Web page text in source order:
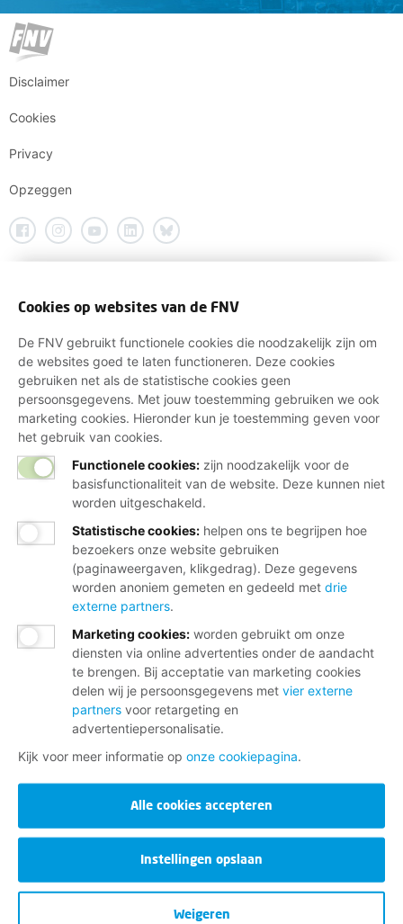
Disclaimer
Cookies
Privacy
Opzeggen
Cookies op websites van de FNV
De FNV gebruikt functionele cookies die noodzakelijk zijn om
de websites goed te laten functioneren. Deze cookies
gebruiken net als de statistische cookies geen
persoonsgegevens. Met jouw toestemming gebruiken we ook
marketing cookies. Hieronder kun je toestemming geven voor
het gebruik van cookies.
Functionele cookies: zijn noodzakelijk voor de
basisfunctionaliteit van de website. Deze kunnen niet
worden uitgeschakeld.
Statistische cookies: helpen ons te begrijpen hoe
bezoekers onze website gebruiken
(paginaweergaven, klikgedrag). Deze gegevens
worden anoniem gemeten en gedeeld met drie
externe partners.
Marketing cookies: worden gebruikt om onze
diensten via online advertenties onder de aandacht
te brengen. Bij acceptatie van marketing cookies
delen wij je persoonsgegevens met vier externe
partners voor retargeting en
advertentiepersonalisatie.
Kijk voor meer informatie op onze cookiepagina.
Alle cookies accepteren
Instellingen opslaan
Weigeren